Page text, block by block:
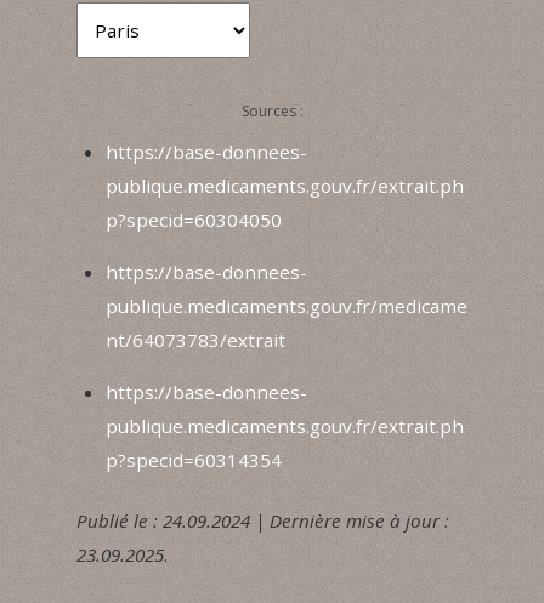
Sources :
https://base-donnees-
publique.medicaments.gouv.fr/extrait.ph
p?specid=60304050
https://base-donnees-
publique.medicaments.gouv.fr/medicame
nt/64073783/extrait
https://base-donnees-
publique.medicaments.gouv.fr/extrait.ph
p?specid=60314354
Publié le : 24.09.2024 | Dernière mise à jour :
23.09.2025.